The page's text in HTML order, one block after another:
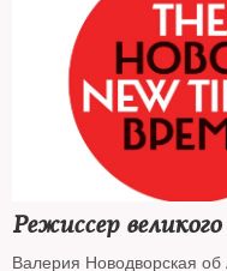
Режиссер
Валерия Новодворская